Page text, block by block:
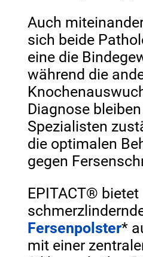
Auch
sich beide
eine die
während die
Diagnose
Spezialisten
die optimalen
gegen
EPITACT®
Fersenpolster*
mit einer